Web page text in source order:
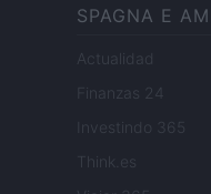
SPAGNA E
Actualidad
Finanzas 24
Investindo 365
Think.es